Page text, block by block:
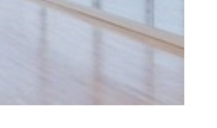
BRASSERIE